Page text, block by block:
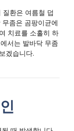
질환은 여름철 덥
좀은 곰팡이균에
치료를 소홀히 하
서는 발바닥 무좀
겠습니다.